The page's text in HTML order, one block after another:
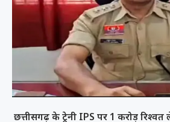
छत्तीसगढ़ के ट्रेनी IPS पर 1 करोड़